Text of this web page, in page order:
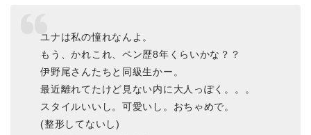
ユナは私の憧れなんよ。
もう、かれこれ、ペン歴8年くらいかな？？
伊野尾さんたちと同級生かー。
最近離れてたけど見ない内に大人っぽく。。。
スタイルいいし。可愛いし。おちゃめで。
(整形してないし)